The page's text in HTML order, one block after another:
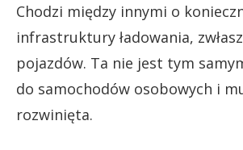
Chodzi między innymi o
infrastruktury ładowania,
pojazdów. Ta nie jest tym
do samochodów osobowych i
rozwinięta.